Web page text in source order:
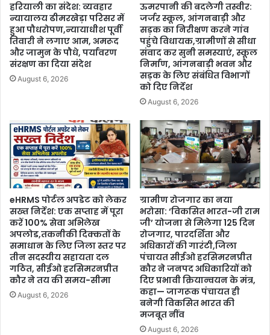
हरियाली का संदेश: व्यवहार
न्यायालय ढीमरखेड़ा परिसर में
हुआ पौधरोपण,न्यायाधीश पूर्वी
तिवारी ने लगाए आम, अमरूद
और जामुन के पौधे, पर्यावरण
संरक्षण का दिया संदेश
August 6, 2026
ऊमरपानी की बदलेगी तस्वीर:
जर्जर स्कूल, आंगनबाड़ी और
सड़क का निरीक्षण करने गांव
पहुंचे विधायक,ग्रामीणों से सीधा
संवाद कर सुनी समस्याएं, स्कूल
निर्माण, आंगनबाड़ी भवन और
सड़क के लिए संबंधित विभागों
को दिए निर्देश
August 6, 2026
eHRMS पोर्टल अपडेट को लेकर
सख्त निर्देश: एक सप्ताह में पूरा
करें 100% सेवा अभिलेख
अपलोड,तकनीकी दिक्कतों के
समाधान के लिए जिला स्तर पर
तीन सदस्यीय सहायता दल
गठित, सीईओ हरसिमरनप्रीत
कौर ने तय की समय-सीमा
August 6, 2026
ग्रामीण रोजगार का नया
भरोसा: ‘विकसित भारत-जी राम
जी’ योजना से मिलेगा 125 दिन
रोजगार, पारदर्शिता और
अधिकारों की गारंटी,जिला
पंचायत सीईओ हरसिमरनप्रीत
कौर ने जनपद अधिकारियों को
दिए प्रभावी क्रियान्वयन के मंत्र,
कहा— जागरूक पंचायत ही
बनेगी विकसित भारत की
मजबूत नींव
August 6, 2026